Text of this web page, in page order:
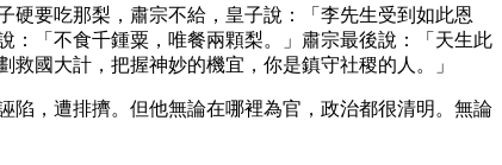
要吃那梨，肅宗不給，皇子說：「李先生受到如此恩
：「不食千鍾粟，唯餐兩顆梨。」肅宗最後說：「天生此
國大計，把握神妙的機宜，你是鎮守社稷的人。」
陷，遭排擠。但他無論在哪裡為官，政治都很清明。無論